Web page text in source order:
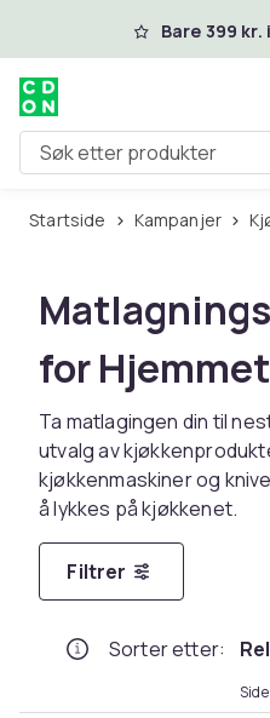
Hopp til hovedinnhold
Bare 399
Søk etter produkter
Startside Kampanjer
for Hjemmet
Ta matlagingen din til
utvalg av
kjøkkenmaskiner og
å lykkes på kjøkkenet.
Filtrer
Sorter etter:
Side